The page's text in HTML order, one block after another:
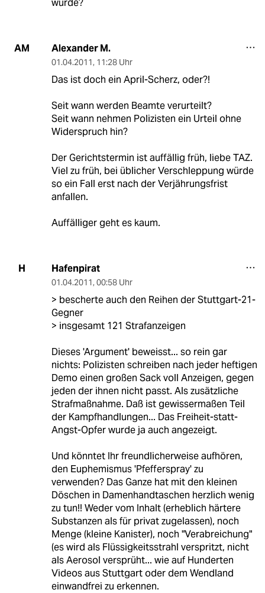
würde?
AM Alexander M.
01.04.2011, 11:28 Uhr
Das ist doch ein April-Scherz, oder?!
Seit wann werden Beamte verurteilt?
Seit wann nehmen Polizisten ein Urteil ohne
Widerspruch hin?
Der Gerichtstermin ist auffällig früh, liebe TAZ.
Viel zu früh, bei üblicher Verschleppung würde
so ein Fall erst nach der Verjährungsfrist
anfallen.
Auffälliger geht es kaum.
H Hafenpirat
01.04.2011, 00:58 Uhr
> bescherte auch den Reihen der Stuttgart-21-
Gegner
> insgesamt 121 Strafanzeigen
Dieses 'Argument' beweisst... so rein gar
nichts: Polizisten schreiben nach jeder heftigen
Demo einen großen Sack voll Anzeigen, gegen
jeden der ihnen nicht passt. Als zusätzliche
Strafmaßnahme. Daß ist gewissermaßen Teil
der Kampfhandlungen... Das Freiheit-statt-
Angst-Opfer wurde ja auch angezeigt.
Und könntet Ihr freundlicherweise aufhören,
den Euphemismus 'Pfefferspray' zu
verwenden? Das Ganze hat mit den kleinen
Döschen in Damenhandtaschen herzlich wenig
zu tun!! Weder vom Inhalt (erheblich härtere
Substanzen als für privat zugelassen), noch
Menge (kleine Kanister), noch "Verabreichung"
(es wird als Flüssigkeitsstrahl verspritzt, nicht
als Aerosol versprüht... wie auf Hunderten
Videos aus Stuttgart oder dem Wendland
einwandfrei zu erkennen.